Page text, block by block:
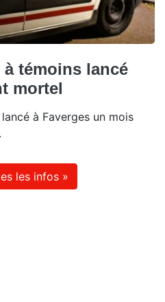
témoins lancé
mortel
à Faverges un mois
les infos »